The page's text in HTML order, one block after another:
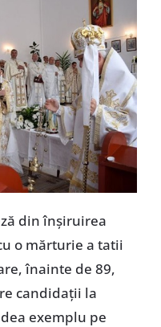
din înșiruirea
o mărturie a tatii
înainte de 89,
candidații la
exemplu pe